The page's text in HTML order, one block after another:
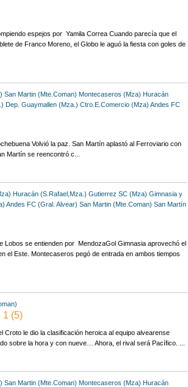
espejos por Yamila Correa Cuando parecía que el
de Franco Moreno, el Globo le aguó la fiesta con goles de
San Martin (Mte.Coman) Montecaseros (Mza) Huracán
Dep. Guaymallen (Mza.) Ctro.E.Comercio (Mza) Andes FC
Volvió la paz. San Martín aplastó al Ferroviario con
Martín se reencontró c...
Huracán (S.Rafael,Mza.) Gutierrez SC (Mza) Gimnasia y
Andes FC (Gral. Alvear) San Martin (Mte.Coman) San Martín
se entienden por MendozaGol Gimnasia aprovechó el
el Este. Montecaseros pegó de entrada en ambos tiempos
1 (5)
le dio la clasificación heroica al equipo alvearense
sobre la hora y con nueve… Ahora, el rival será Pacífico. ...
San Martin (Mte.Coman) Montecaseros (Mza) Huracán